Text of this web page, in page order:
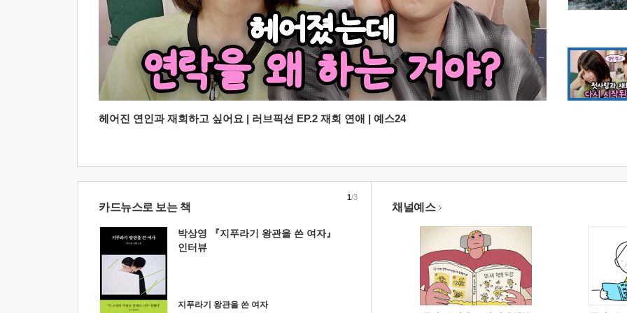
헤어진 연인과 재회하고 싶어요 | 러브픽션 EP.2 재회 연애 | 예스24
카드뉴스로 보는 책
박상영 『지푸라기 왕관을 쓴 여자』
인터뷰
지푸라기 왕관을 쓴 여자
1/3
채널예스